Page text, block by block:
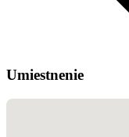
Umiestnenie